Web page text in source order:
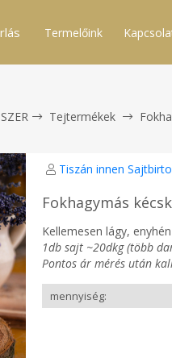
Termelőink
Tejtermékek
Tiszán innen
Fokhagymás
Kellemesen lágy,
1db sajt ~20dkg (több
Pontos ár mérés után